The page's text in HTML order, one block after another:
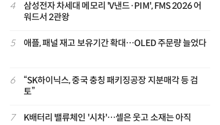
4
삼성전자 차세대 메모리 'V낸드·PIM', FMS 2026 어
워드서 2관왕
5 애플, 패널 재고 보유기간 확대…OLED 주문량 늘었다
6
“SK하이닉스, 중국 충칭 패키징공장 지분매각 등 검
토”
7 K배터리 밸류체인 '시차'…셀은 웃고 소재는 아직